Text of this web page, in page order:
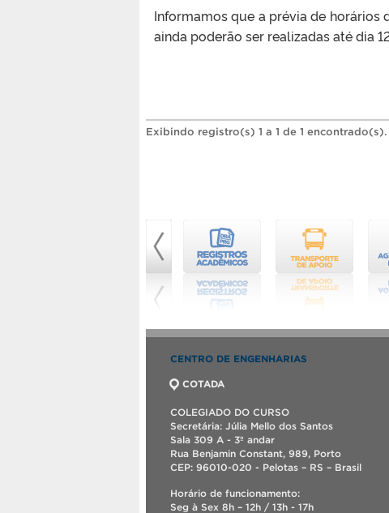
Informamos que a prévia de
ainda poderão ser realizadas até dia
Exibindo registro(s) 1 a 1 de 1 encontrado(s).
CENTRO DE ENGENHARIAS
COTADA
COLEGIADO DO CURSO
Secretária: Júlia Mello dos Santos
Sala 309 A - 3º andar
Rua Benjamin Constant, 989, Porto
CEP: 96010-020 - Pelotas – RS – Brasil
Horário de funcionamento:
Seg à Sex 8h – 12h / 13h - 17h